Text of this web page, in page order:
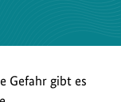
Gefahr gibt es